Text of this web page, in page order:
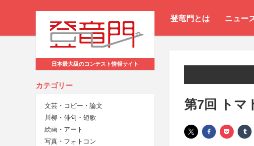
登竜門とは ニュー
日本最大級のコンテスト情報サイト
カテゴリー
文芸・コピー・論文
川柳・俳句・短歌
絵画・アート
写真・フォトコン
第7回 トマ